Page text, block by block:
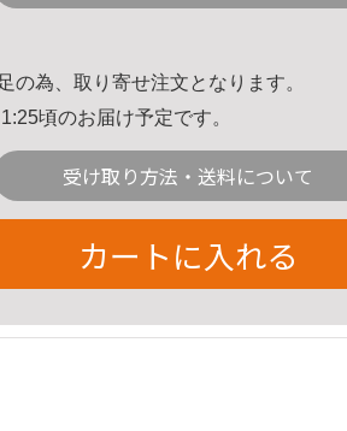
の為、取り寄せ注文となります。
頃のお届け予定です。
受け取り方法・送料について
カートに入れる